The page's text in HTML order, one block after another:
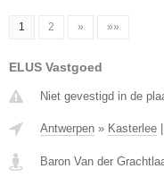
1 2 » »»
ELUS Vastgoed
Niet gevestigd in de
Antwerpen » Kasterlee
Baron Van der